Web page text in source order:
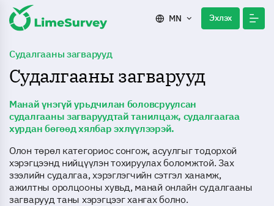
MN Эхлэх
Судалгааны загварууд
Судалгааны загварууд
Манай үнэгүй урьдчилан боловсруулсан
судалгааны загваруудтай танилцаж, судалгаагаа
хурдан бөгөөд хялбар эхлүүлээрэй.
Олон төрөл категориос сонгож, асуулгыг тодорхой
хэрэгцээнд нийцүүлэн тохируулах боломжтой. Зах
зээлийн судалгаа, хэрэглэгчийн сэтгэл ханамж,
ажилтны оролцооны хувьд, манай онлайн судалгааны
загварууд таны хэрэгцээг хангах болно.